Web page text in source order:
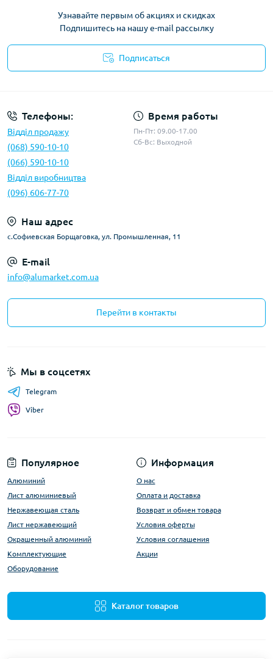
Узнавайте первым об акциях и скидках
Подпишитесь на нашу e-mail рассылку
Подписаться
Телефоны:
Відділ продажу
(068) 590-10-10
(066) 590-10-10
Відділ виробництва
(096) 606-77-70
Время работы
Пн-Пт: 09.00-17.00
Сб-Вс: Выходной
Наш адрес
с.Софиевская Борщаговка, ул. Промышленная, 11
E-mail
info@alumarket.com.ua
Перейти в контакты
Популярное
Алюминий
Лист алюминиевый
Нержавеющая сталь
Лист нержавеющий
Окрашенный алюминий
Комплектующие
Оборудование
Информация
О нас
Оплата и доставка
Возврат и обмен товара
Условия оферты
Условия соглашения
Акции
Каталог товаров
Мы в соцсетях
Telegram
Viber